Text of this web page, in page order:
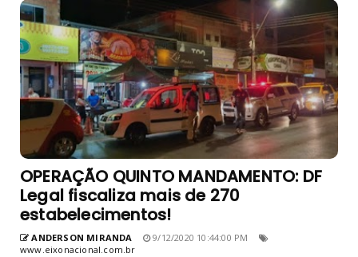
OPERAÇÃO QUINTO MANDAMENTO: DF
Legal fiscaliza mais de 270
estabelecimentos!
ANDERSON MIRANDA
9/12/2020 10:44:00 PM
www.eixonacional.com.br